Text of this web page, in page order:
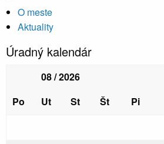
O meste
Aktuality
Úradný kalendár
08 / 2026
Po
Ut St Št Pi